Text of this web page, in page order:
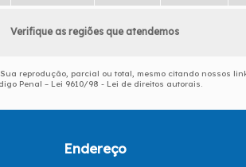
Verifique as regiões que atendemos
reprodução, parcial ou total, mesmo citando nossos
Penal – Lei 9610/98 - Lei de direitos autorais.
Endereço